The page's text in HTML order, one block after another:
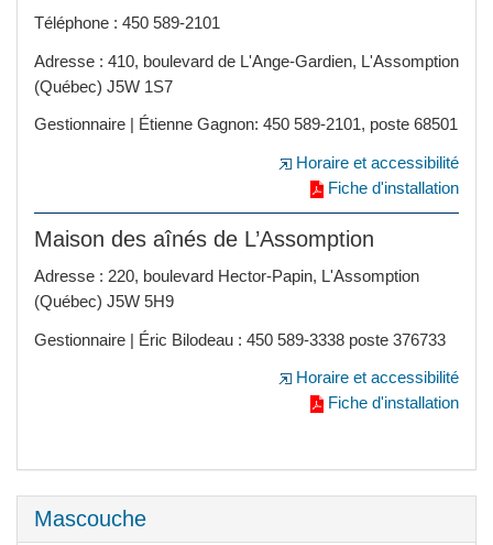
Téléphone : 450 589-2101
Adresse : 410, boulevard de L'Ange-Gardien, L'Assomption
(Québec) J5W 1S7
Gestionnaire | Étienne Gagnon: 450 589-2101, poste 68501
Horaire et accessibilité
Fiche d'installation
Maison des aînés de L’Assomption
Adresse : 220, boulevard Hector-Papin, L'Assomption
(Québec) J5W 5H9
Gestionnaire | Éric Bilodeau : 450 589-3338 poste 376733
Horaire et accessibilité
Fiche d'installation
Mascouche